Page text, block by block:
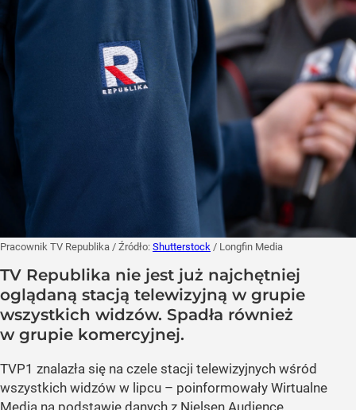
Pracownik TV Republika / Źródło: Shutterstock / Longfin Media
TV Republika nie jest już najchętniej
oglądaną stacją telewizyjną w grupie
wszystkich widzów. Spadła również
w grupie komercyjnej.
TVP1 znalazła się na czele stacji telewizyjnych wśród
wszystkich widzów w lipcu – poinformowały Wirtualne
Media na podstawie danych z Nielsen Audience